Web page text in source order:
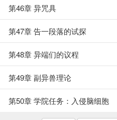
第46章 异咒具
第47章 告一段落的试探
第48章 异端们的议程
第49章 副异兽理论
第50章 学院任务：入侵脑细胞